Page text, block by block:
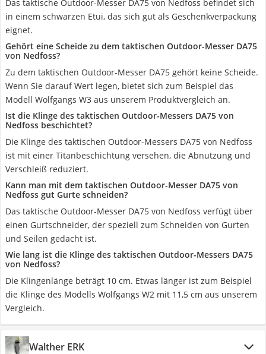
Das taktische Outdoor-Messer DA75 von Nedfoss befindet sich
in einem schwarzen Etui, das sich gut als Geschenkverpackung
eignet.
Gehört eine Scheide zu dem taktischen Outdoor-Messer DA75
von Nedfoss?
Zu dem taktischen Outdoor-Messer DA75 gehört keine Scheide.
Wenn Sie darauf Wert legen, bietet sich zum Beispiel das
Modell Wolfgangs W3 aus unserem Produktvergleich an.
Ist die Klinge des taktischen Outdoor-Messers DA75 von
Nedfoss beschichtet?
Die Klinge des taktischen Outdoor-Messers DA75 von Nedfoss
ist mit einer Titanbeschichtung versehen, die Abnutzung und
Verschleiß reduziert.
Kann man mit dem taktischen Outdoor-Messer DA75 von
Nedfoss gut Gurte schneiden?
Das taktische Outdoor-Messer DA75 von Nedfoss verfügt über
einen Gurtschneider, der speziell zum Schneiden von Gurten
und Seilen gedacht ist.
Wie lang ist die Klinge des taktischen Outdoor-Messers DA75
von Nedfoss?
Die Klingenlänge beträgt 10 cm. Etwas länger ist zum Beispiel
die Klinge des Modells Wolfgangs W2 mit 11,5 cm aus unserem
Vergleich.
Walther ERK